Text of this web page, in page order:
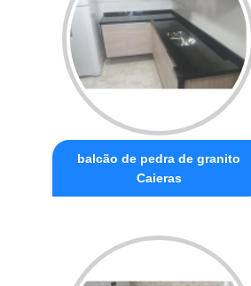
balcão de pedra de granito
Caieras